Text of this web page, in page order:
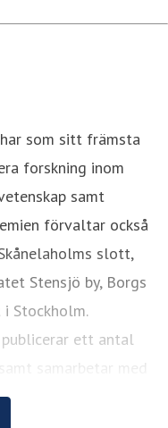
har som sitt främsta
forskning inom
samt
förvaltar också
slott,
Stensjö by, Borgs
i Stockholm.
ett antal
samarbetar med